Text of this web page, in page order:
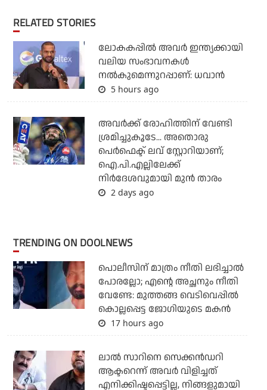
RELATED STORIES
ലോകകപ്പിൽ അവര്‍ ഇന്ത്യക്കായി
വലിയ സംഭാവനകള്‍
നല്‍കുമെന്നുറപ്പാണ്: ധവാന്‍
5 hours ago
അവർക്ക് രോഹിത്തിന് വേണ്ടി
ശ്രമിച്ചുകൂടേ... അതൊരു
പെർഫെക്ട് ലവ് സ്റ്റോറിയാണ്;
ഐ.പി.എല്ലിലേക്ക്
നിർദേശവുമായി മുൻ താരം
2 days ago
TRENDING ON DOOLNEWS
പൊലീസിന് മാത്രം നീതി ലഭിച്ചാല്‍
പോരല്ലോ; എന്റെ അച്ഛനും നീതി
വേണ്ടേ: മുത്തങ്ങ വെടിവെപ്പില്‍
കൊല്ലപ്പെട്ട ജോഗിയുടെ മകന്‍
17 hours ago
ലാല്‍ സാറിനെ സെക്കന്‍ഡറി
ആക്ടറെന്ന് അവര്‍ വിളിച്ചത്
എനിക്കിഷ്ടപ്പെട്ടില്ല, നിങ്ങളുമായി